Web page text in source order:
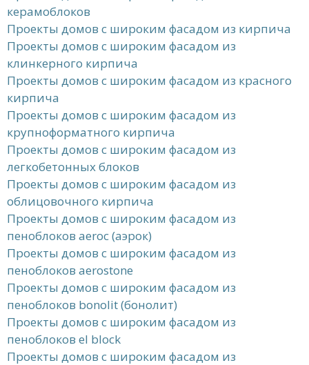
керамоблоков
Проекты домов с широким фасадом из кирпича
Проекты домов с широким фасадом из
клинкерного кирпича
Проекты домов с широким фасадом из красного
кирпича
Проекты домов с широким фасадом из
крупноформатного кирпича
Проекты домов с широким фасадом из
легкобетонных блоков
Проекты домов с широким фасадом из
облицовочного кирпича
Проекты домов с широким фасадом из
пеноблоков aeroc (аэрок)
Проекты домов с широким фасадом из
пеноблоков aerostone
Проекты домов с широким фасадом из
пеноблоков bonolit (бонолит)
Проекты домов с широким фасадом из
пеноблоков el block
Проекты домов с широким фасадом из